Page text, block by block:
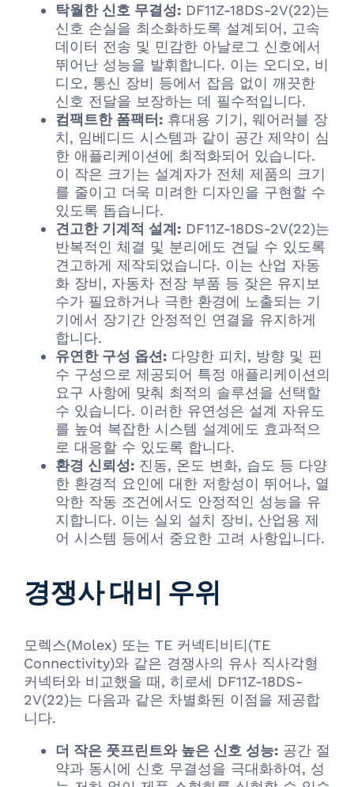
탁월한 신호 무결성: DF11Z-18DS-2V(22)는
신호 손실을 최소화하도록 설계되어, 고속
데이터 전송 및 민감한 아날로그 신호에서
뛰어난 성능을 발휘합니다. 이는 오디오, 비
디오, 통신 장비 등에서 잡음 없이 깨끗한
신호 전달을 보장하는 데 필수적입니다.
컴팩트한 폼팩터: 휴대용 기기, 웨어러블 장
치, 임베디드 시스템과 같이 공간 제약이 심
한 애플리케이션에 최적화되어 있습니다.
이 작은 크기는 설계자가 전체 제품의 크기
를 줄이고 더욱 미려한 디자인을 구현할 수
있도록 돕습니다.
견고한 기계적 설계: DF11Z-18DS-2V(22)는
반복적인 체결 및 분리에도 견딜 수 있도록
견고하게 제작되었습니다. 이는 산업 자동
화 장비, 자동차 전장 부품 등 잦은 유지보
수가 필요하거나 극한 환경에 노출되는 기
기에서 장기간 안정적인 연결을 유지하게
합니다.
유연한 구성 옵션: 다양한 피치, 방향 및 핀
수 구성으로 제공되어 특정 애플리케이션의
요구 사항에 맞춰 최적의 솔루션을 선택할
수 있습니다. 이러한 유연성은 설계 자유도
를 높여 복잡한 시스템 설계에도 효과적으
로 대응할 수 있도록 합니다.
환경 신뢰성: 진동, 온도 변화, 습도 등 다양
한 환경적 요인에 대한 저항성이 뛰어나, 열
악한 작동 조건에서도 안정적인 성능을 유
지합니다. 이는 실외 설치 장비, 산업용 제
어 시스템 등에서 중요한 고려 사항입니다.
경쟁사 대비 우위
모렉스(Molex) 또는 TE 커넥티비티(TE
Connectivity)와 같은 경쟁사의 유사 직사각형
커넥터와 비교했을 때, 히로세 DF11Z-18DS-
2V(22)는 다음과 같은 차별화된 이점을 제공합
니다.
더 작은 풋프린트와 높은 신호 성능: 공간 절
약과 동시에 신호 무결성을 극대화하여, 성